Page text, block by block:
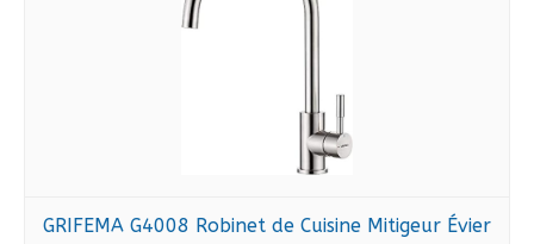
GRIFEMA G4008 Robinet de Cuisine Mitigeur Évier